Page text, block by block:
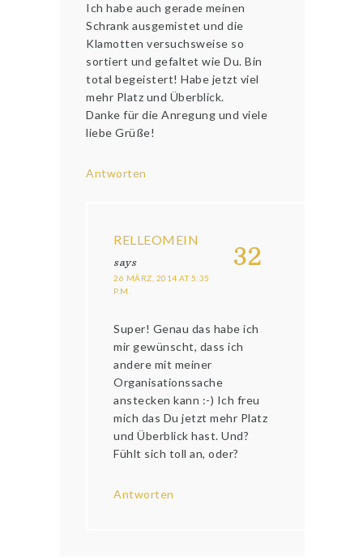
Ich habe auch gerade meinen
Schrank ausgemistet und die
Klamotten versuchsweise so
sortiert und gefaltet wie Du. Bin
total begeistert! Habe jetzt viel
mehr Platz und Überblick.
Danke für die Anregung und viele
liebe Grüße!
Antworten
32
RELLEOMEIN
says
26 MÄRZ, 2014 AT 5:35
P.M.
Super! Genau das habe ich
mir gewünscht, dass ich
andere mit meiner
Organisationssache
anstecken kann :-) Ich freu
mich das Du jetzt mehr Platz
und Überblick hast. Und?
Fühlt sich toll an, oder?
Antworten